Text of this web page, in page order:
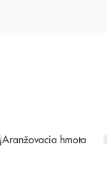
Aranžovacia hmota